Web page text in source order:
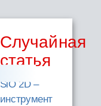
Случайная
статья
SiO 2D –
инструмент